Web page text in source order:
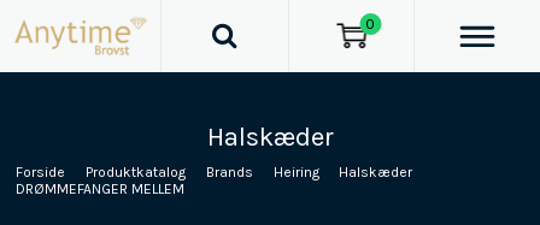
Halskæder
Forside Produktkatalog Brands Heiring Halskæder
DRØMMEFANGER MELLEM
0